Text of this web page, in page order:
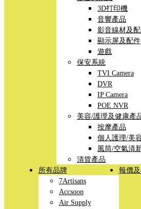
3D打印機
音響產品
影音線材及
顯示屏及配件
遊戲
保安系統
TVI Camera
DVR
IP Camera
POE NVR
美容/護理及健康產
按摩產品
個人護理/美
風筒/空氣清
清貨產品
所有品牌
7Artisans
Accsoon
Air Supply
報價